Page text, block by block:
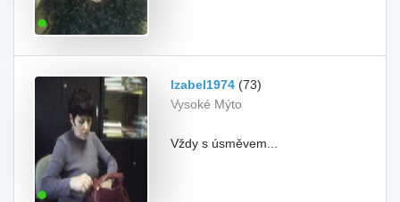
Izabel1974 (73)
Vysoké Mýto
Vždy s úsměvem...